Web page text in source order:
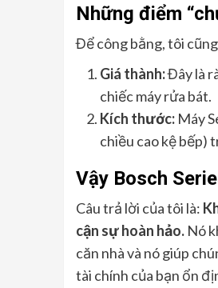
Những điểm
Để công bằng, tôi
Giá thành:Đây là
chiếc máy rửa bát.
Kích thước:Máy
chiều cao kệ bếp)
Vậy Bosch
Câu trả lời của tôi là:
cận sự hoàn hảo.Nó
căn nhà và nó giúp
tài chính của bạn ổn